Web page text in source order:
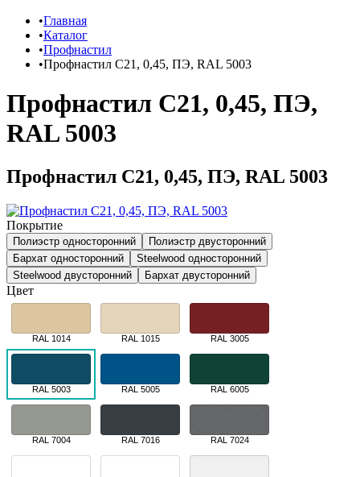
Главная
Каталог
Профнастил
Профнастил С21, 0,45, ПЭ, RAL 5003
Профнастил С21, 0,45, ПЭ,
RAL 5003
Профнастил С21, 0,45, ПЭ, RAL 5003
Покрытие
Полиэстр односторонний
Полиэстр двусторонний
Бархат односторонний
Steelwood односторонний
Steelwood двусторонний
Бархат двусторонний
Цвет
RAL 1014 RAL 1015 RAL 3005
RAL 5003 RAL 5005 RAL 6005
RAL 7004 RAL 7016 RAL 7024